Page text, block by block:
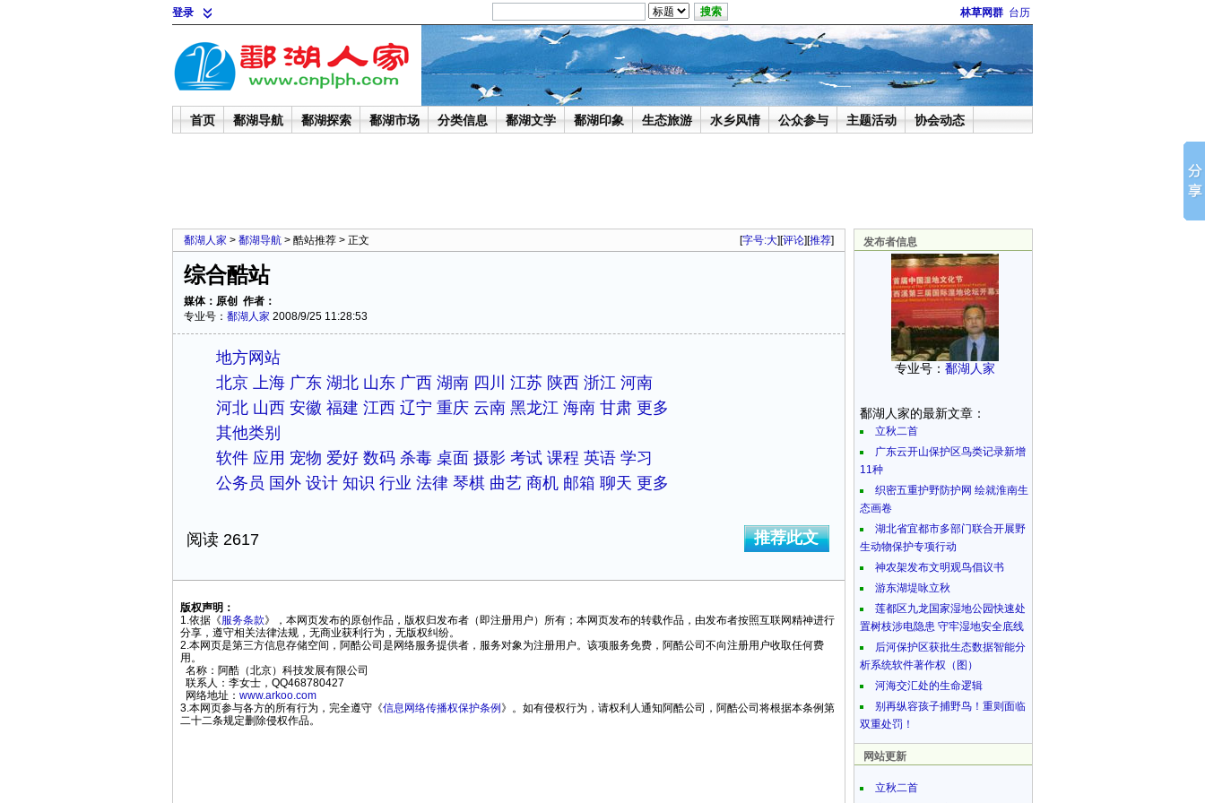
登录 林草网群 台历
首页 鄱湖导航 鄱湖探索 鄱湖市场 分类信息 鄱湖文学 鄱湖印象 生态旅游 水乡风情 公众参与 主题活动 协会动态
鄱湖人家 > 鄱湖导航 > 酷站推荐 > 正文 [字号:大][评论][推荐]
综合酷站
媒体：原创 作者：
专业号： 鄱湖人家 2008/9/25 11:28:53
地方网站
北京 上海 广东 湖北 山东 广西 湖南 四川 江苏 陕西 浙江 河南
河北 山西 安徽 福建 江西 辽宁 重庆 云南 黑龙江 海南 甘肃 更多
其他类别
软件 应用 宠物 爱好 数码 杀毒 桌面 摄影 考试 课程 英语 学习
公务员 国外 设计 知识 行业 法律 琴棋 曲艺 商机 邮箱 聊天 更多
推荐此文
阅读 2617
版权声明：
1.依据《服务条款》，本网页发布的原创作品，版权归发布者（即注册用户）所有；本网页发布的转载作品，由发布者按照互联网精神进行
分享，遵守相关法律法规，无商业获利行为，无版权纠纷。
2.本网页是第三方信息存储空间，阿酷公司是网络服务提供者，服务对象为注册用户。该项服务免费，阿酷公司不向注册用户收取任何费
用。
名称：阿酷（北京）科技发展有限公司
联系人：李女士，QQ468780427
网络地址： www.arkoo.com
3.本网页参与各方的所有行为，完全遵守《信息网络传播权保护条例 》。如有侵权行为，请权利人通知阿酷公司，阿酷公司将根据本条例第
二十二条规定删除侵权作品。
发布者信息
专业号： 鄱湖人家
鄱湖人家的最新文章：
立秋二首
广东云开山保护区鸟类记录新增
11种
织密五重护野防护网 绘就淮南生
态画卷
湖北省宜都市多部门联合开展野
生动物保护专项行动
神农架发布文明观鸟倡议书
游东湖堤咏立秋
莲都区九龙国家湿地公园快速处
置树枝涉电隐患 守牢湿地安全底线
后河保护区获批生态数据智能分
析系统软件著作权（图）
河海交汇处的生命逻辑
别再纵容孩子捕野鸟！重则面临
双重处罚！
网站更新
立秋二首